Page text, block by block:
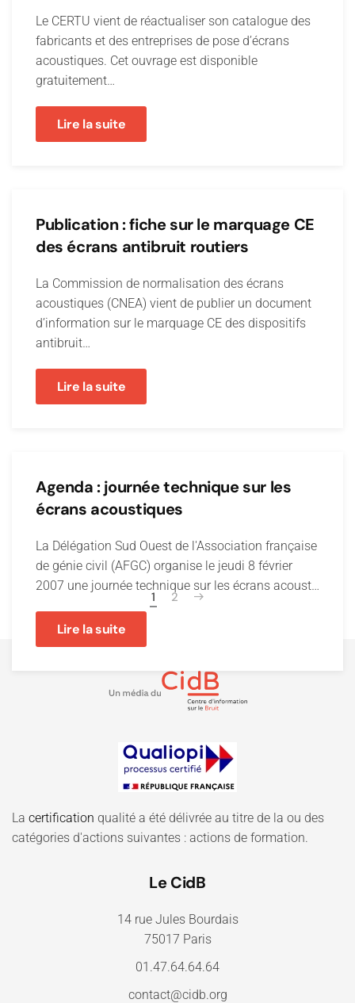
Le CERTU vient de réactualiser son catalogue des
fabricants et des entreprises de pose d’écrans
acoustiques. Cet ouvrage est disponible
gratuitement…
Lire la suite
Publication : fiche sur le marquage CE
des écrans antibruit routiers
La Commission de normalisation des écrans
acoustiques (CNEA) vient de publier un document
d’information sur le marquage CE des dispositifs
antibruit…
Lire la suite
Agenda : journée technique sur les
écrans acoustiques
La Délégation Sud Ouest de l'Association française
de génie civil (AFGC) organise le jeudi 8 février
2007 une journée technique sur les écrans acoust…
Lire la suite
1 2
La certification qualité a été délivrée au titre de la ou des
catégories d'actions suivantes : actions de formation.
Le CidB
14 rue Jules Bourdais
75017 Paris
01.47.64.64.64
contact@cidb.org